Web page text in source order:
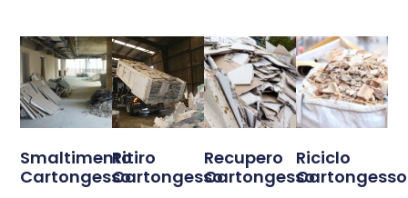
Smaltimento
Cartongesso
Ritiro
Cartongesso
Recupero
Cartongesso
Riciclo
Cartongesso